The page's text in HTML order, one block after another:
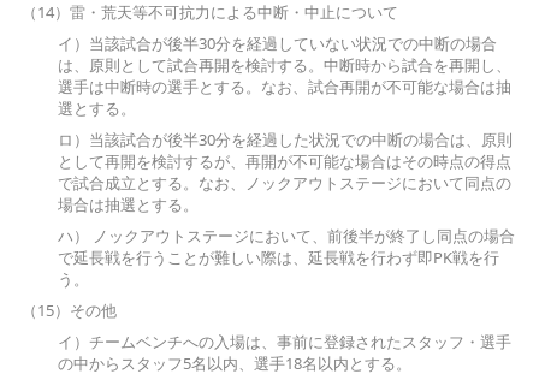
（14）雷・荒天等不可抗力による中断・中止について
イ）当該試合が後半30分を経過していない状況での中断の場合
は、原則として試合再開を検討する。中断時から試合を再開し、
選手は中断時の選手とする。なお、試合再開が不可能な場合は抽
選とする。
ロ）当該試合が後半30分を経過した状況での中断の場合は、原則
として再開を検討するが、再開が不可能な場合はその時点の得点
で試合成立とする。なお、ノックアウトステージにおいて同点の
場合は抽選とする。
ハ） ノックアウトステージにおいて、前後半が終了し同点の場合
で延長戦を行うことが難しい際は、延長戦を行わず即PK戦を行
う。
（15）その他
イ）チームベンチへの入場は、事前に登録されたスタッフ・選手
の中からスタッフ5名以内、選手18名以内とする。